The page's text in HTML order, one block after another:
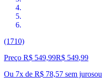
(1710)
Preço R$ 549,99R$ 549,99
Ou 7x de R$ 78,57 sem jurosou